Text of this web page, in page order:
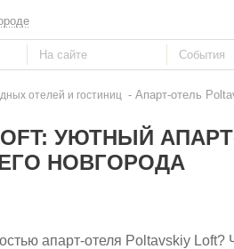
отелей и гостиниц - Апарт-отель
УЮТНЫЙ
НОВГОРОДА
апарт-отеля Poltavskiy